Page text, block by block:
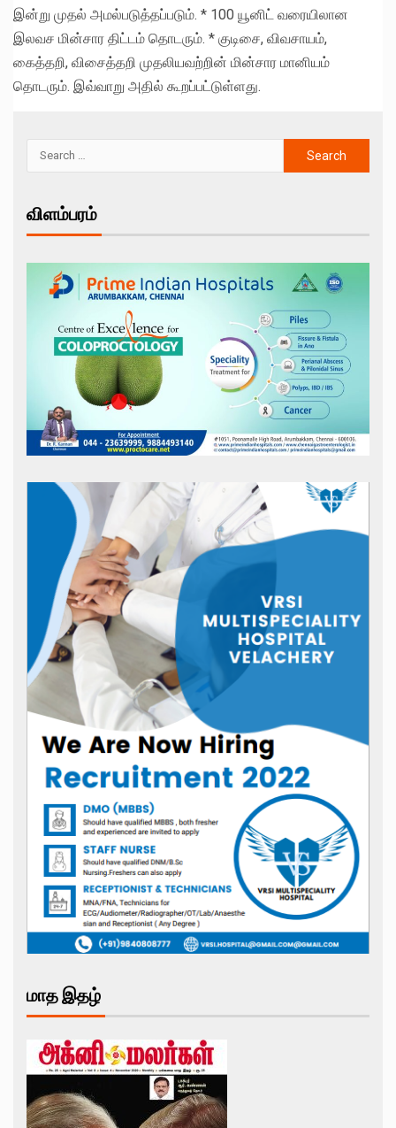
இன்று முதல் அமல்படுத்தப்படும். * 100 யூனிட் வரையிலான
இலவச மின்சார திட்டம் தொடரும். * குடிசை, விவசாயம்,
கைத்தறி, விசைத்தறி முதலியவற்றின் மின்சார மானியம்
தொடரும். இவ்வாறு அதில் கூறப்பட்டுள்ளது.
விளம்பரம்
மாத இதழ்